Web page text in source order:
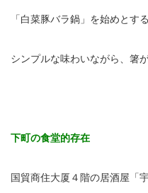
「白菜豚バラ鍋」を始めとする
シンプルな味わいながら、箸
下町の食堂的存在
国貿商住大厦４階の居酒屋「